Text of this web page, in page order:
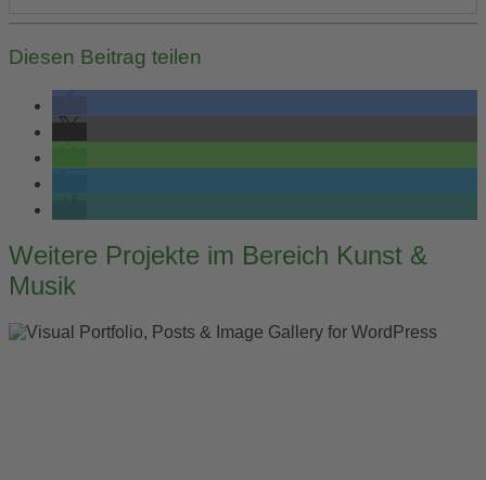
Diesen Beitrag teilen
Post
navigation
Weitere Projekte im Bereich Kunst &
Musik